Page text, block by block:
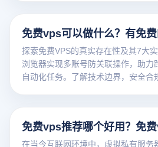
免费vps可以做什么？有免费
探索免费VPS的真实存在性及其7大
浏览器实现多账号防关联操作，助力
自动化任务。了解技术边界，安全合
免费vps推荐哪个好用？免
在当今互联网环境中，虚拟私有服务